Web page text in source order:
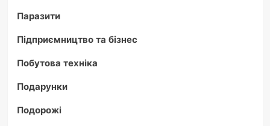
Паразити
Підприємництво та бізнес
Побутова техніка
Подарунки
Подорожі